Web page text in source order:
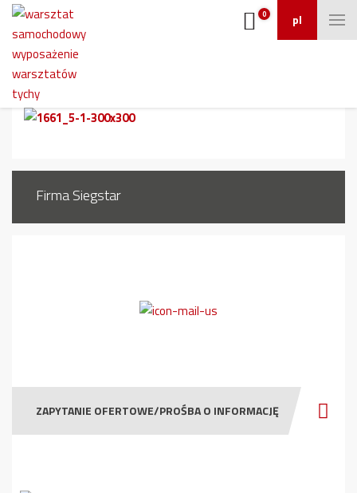
pl
0
1661_5 (1)
Firma Siegstar
ZAPYTANIE OFERTOWE/PROŚBA O INFORMACJĘ